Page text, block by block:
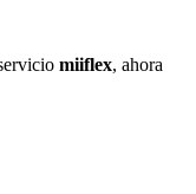
miiflex, ahora